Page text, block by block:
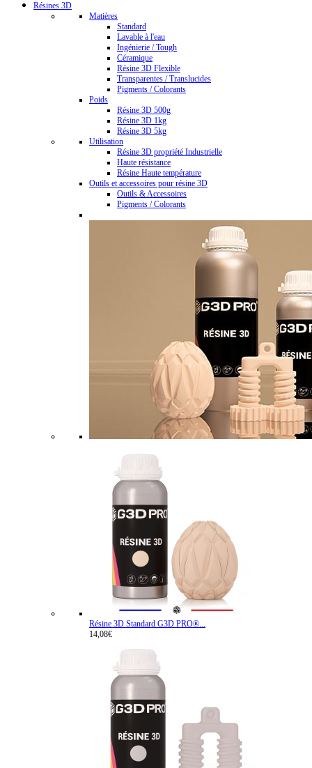
Résines 3D
Matières
Standard
Lavable à l'eau
Ingénierie / Tough
Céramique
Résine 3D Flexible
Transparentes / Translucides
Pigments / Colorants
Poids
Résine 3D 500g
Résine 3D 1kg
Résine 3D 5kg
Utilisation
Résine 3D propriété Industrielle
Haute résistance
Résine Haute température
Outils et accessoires pour résine 3D
Outils & Accessoires
Pigments / Colorants
Résine 3D Standard G3D PRO®...
14,08€